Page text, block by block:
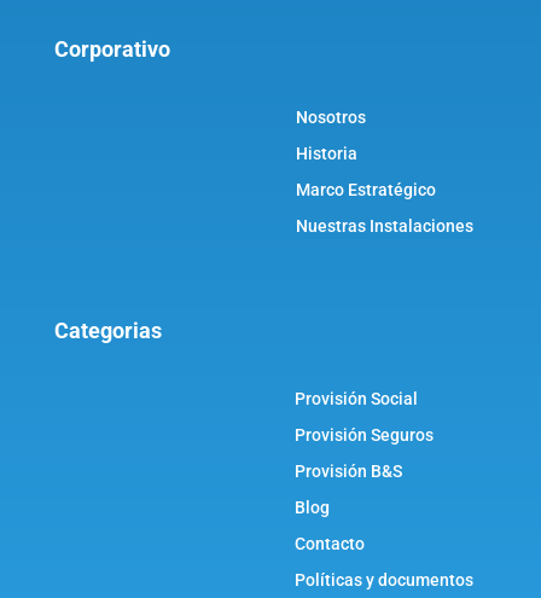
Corporativo
Nosotros
Historia
Marco Estratégico
Nuestras Instalaciones
Categorias
Provisión Social
Provisión Seguros
Provisión B&S
Blog
Contacto
Políticas y documentos